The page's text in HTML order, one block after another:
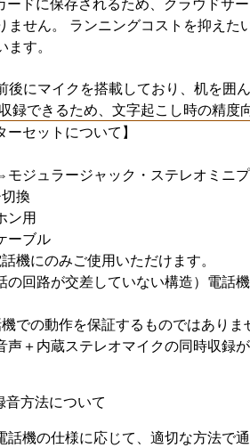
ません。 ランニングコストを抑えた
す。
後にマイクを搭載しており、机を囲
録できるため、文字起こし時の精度
ーセットについて】
モジュラージャック・ステレオミニ
換
ン用
ーブル
機にのみご使用いただけます。
の回路が交差していない構造）電話
での動作を保証するものではありま
声＋内蔵ステレオマイクの同時収録が
方法について
機の仕様に応じて、適切な方法で通